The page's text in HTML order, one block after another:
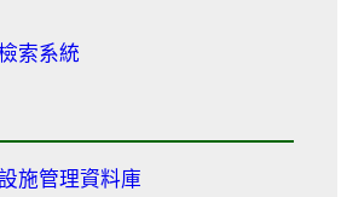
索系統
施管理資料庫